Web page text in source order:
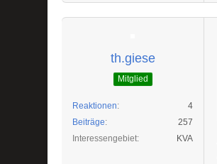
th.giese
Mitglied
Reaktionen
4
Beiträge
257
Interessengebiet
KVA